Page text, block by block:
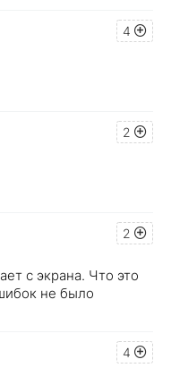
4
2
2
с экрана. Что это
не было
4